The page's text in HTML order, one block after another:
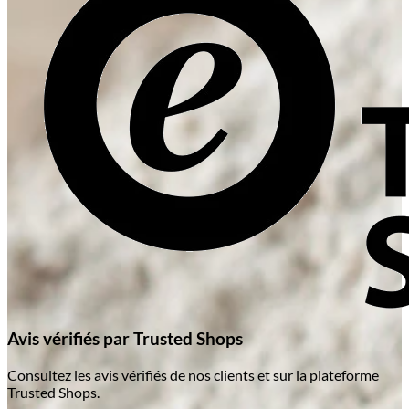
Avis vérifiés par Trusted Shops
Consultez les avis vérifiés de nos clients et sur la plateforme
Trusted Shops.